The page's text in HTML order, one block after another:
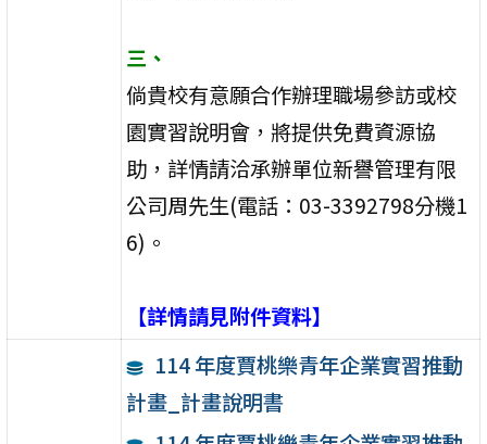
三、
倘貴校有意願合作辦理職場參訪或校
園實習說明會，將提供免費資源協
助，詳情請洽承辦單位新譽管理有限
公司周先生(電話：03-3392798分機1
6)。
【詳情請見附件資料】
114 年度賈桃樂青年企業實習推動
計畫_計畫說明書